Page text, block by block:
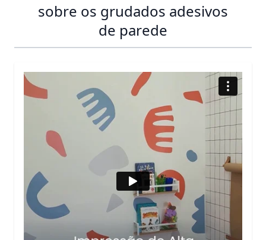
sobre os grudados adesivos
de parede